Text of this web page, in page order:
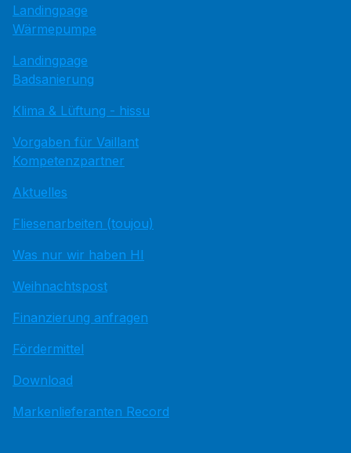
Landingpage
Wärmepumpe
Landingpage
Badsanierung
Klima & Lüftung - hissu
Vorgaben für Vaillant
Kompetenzpartner
Aktuelles
Fliesenarbeiten (toujou)
Was nur wir haben HI
Weihnachtspost
Finanzierung anfragen
Fördermittel
Download
Markenlieferanten Record